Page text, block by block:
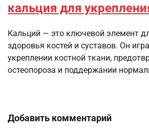
кальция для
Кальций — это ключевой элемент
здоровья костей и суставов. Он
укреплении костной ткани,
остеопороза и поддержании
Добавить комментарий